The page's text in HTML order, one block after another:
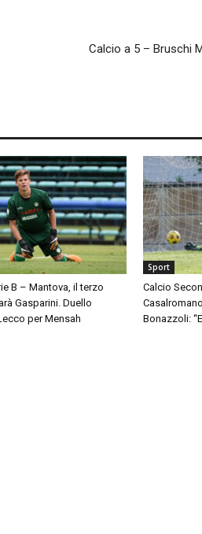
Calcio a 5 – Bruschi
B – Mantova, il terzo
Gasparini. Duello
per Mensah
Sport
Calcio
Bonazzoli: